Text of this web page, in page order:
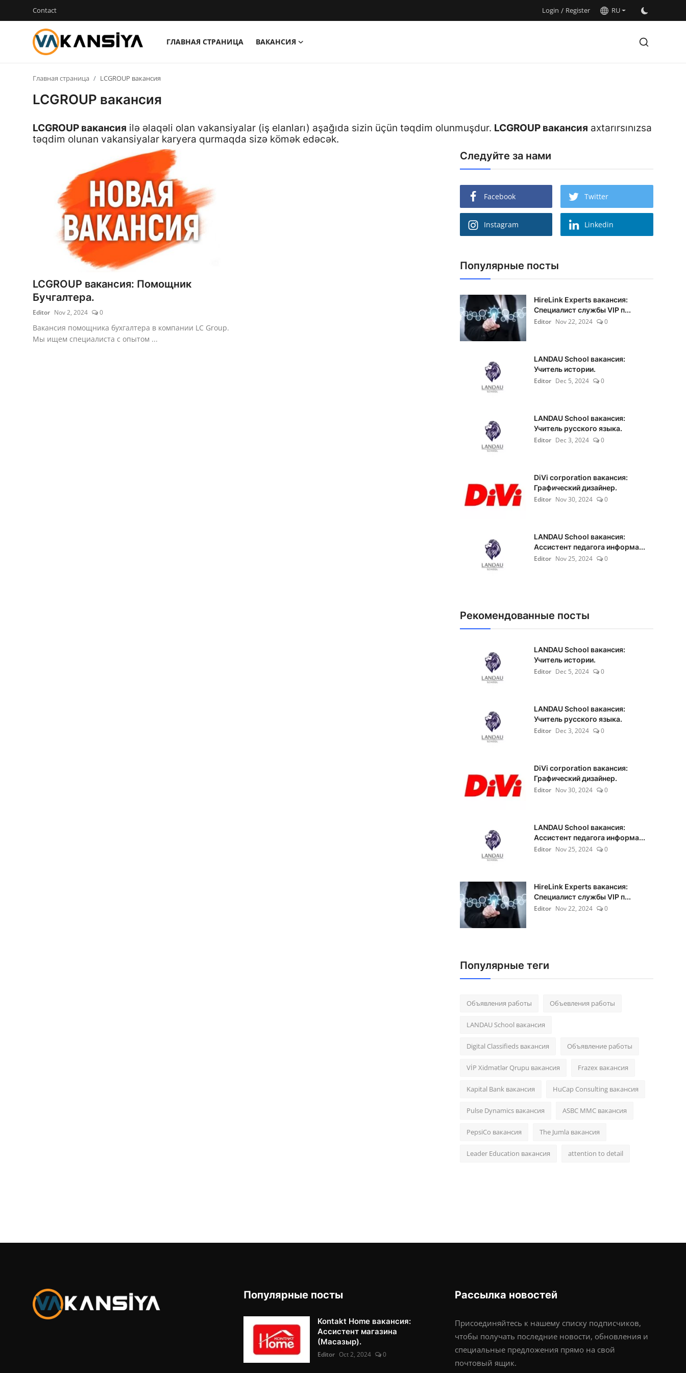
Contact Login / Register RU
ГЛАВНАЯ СТРАНИЦА
ВАКАНСИЯ
Login
Главная страница
Вакансия
Contact
Главная страница LCGROUP вакансия
LCGROUP вакансия
LCGROUP вакансия ilə əlaqəli olan vakansiyalar (iş elanları) aşağıda sizin üçün təqdim olunmuşdur. LCGROUP вакансия axtarırsınızsa
təqdim olunan vakansiyalar karyera qurmaqda sizə kömək edəcək.
LCGROUP вакансия: Помощник
Бучгалтера.
Editor Nov 2, 2024 0
Вакансия помощника бухгалтера в компании LC Group.
Мы ищем специалиста с опытом ...
Следуйте за нами
Facebook Twitter
Instagram Linkedin
Популярные посты
HireLink Experts вакансия:
Специалист службы VIP п...
Editor Nov 22, 2024 0
LANDAU School вакансия:
Учитель истории.
Editor Dec 5, 2024 0
LANDAU School вакансия:
Учитель русского языка.
Editor Dec 3, 2024 0
DiVi corporation вакансия:
Графический дизайнер.
Editor Nov 30, 2024 0
LANDAU School вакансия:
Ассистент педагога информа...
Editor Nov 25, 2024 0
Рекомендованные посты
LANDAU School вакансия:
Учитель истории.
Editor Dec 5, 2024 0
LANDAU School вакансия:
Учитель русского языка.
Editor Dec 3, 2024 0
DiVi corporation вакансия:
Графический дизайнер.
Editor Nov 30, 2024 0
LANDAU School вакансия:
Ассистент педагога информа...
Editor Nov 25, 2024 0
HireLink Experts вакансия:
Специалист службы VIP п...
Editor Nov 22, 2024 0
Популярные теги
Объявления работы Объевления работы
LANDAU School вакансия
Digital Classifieds вакансия Объявление работы
VİP Xidmətlər Qrupu вакансия Frazex вакансия
Kapital Bank вакансия HuCap Consulting вакансия
Pulse Dynamics вакансия ASBC MMC вакансия
PepsiCo вакансия The Jumla вакансия
Leader Education вакансия attention to detail
Популярные посты
Kontakt Home вакансия:
Ассистент магазина
(Масазыр).
Editor Oct 2, 2024 0
Рассылка новостей
Присоединяйтесь к нашему списку подписчиков,
чтобы получать последние новости, обновления и
специальные предложения прямо на свой
почтовый ящик.